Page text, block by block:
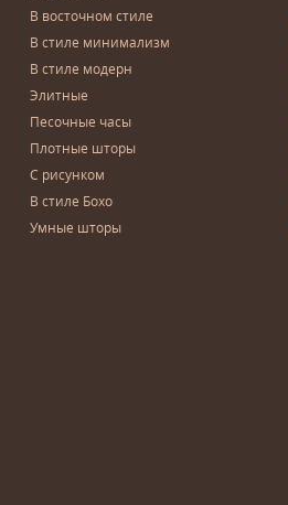
В восточном стиле
В стиле минимализм
В стиле модерн
Элитные
Песочные часы
Плотные шторы
С рисунком
В стиле Бохо
Умные шторы